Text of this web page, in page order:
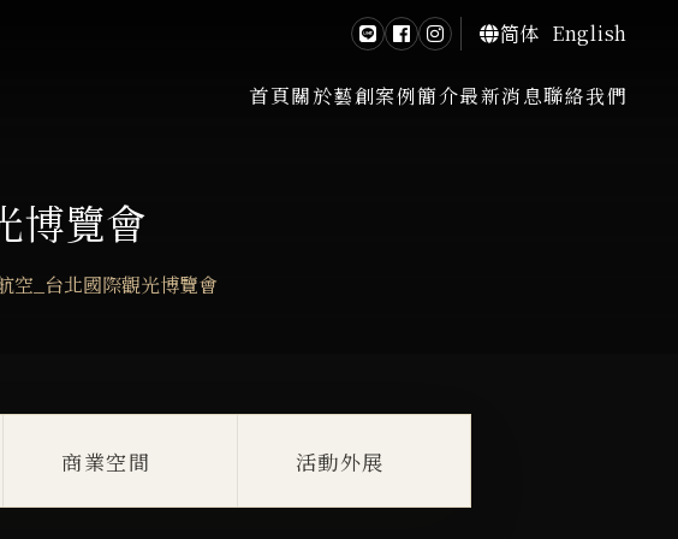
简体 English
首頁關於藝創案例簡介最新消息聯絡我們
博覽會
空_台北國際觀光博覽會
商業空間 活動外展